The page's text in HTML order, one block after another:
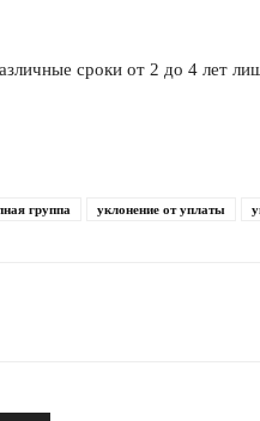
сроки от 2 до 4 лет
группа уклонение от уплаты